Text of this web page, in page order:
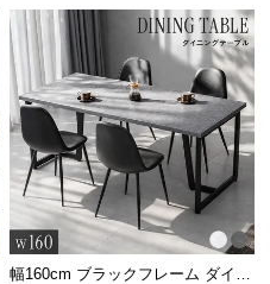
幅160cm ブラックフレーム ダイニ